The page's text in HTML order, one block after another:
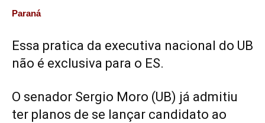
Paraná
Essa pratica da executiva nacional do UB
não é exclusiva para o ES.
O senador Sergio Moro (UB) já admitiu
ter planos de se lançar candidato ao